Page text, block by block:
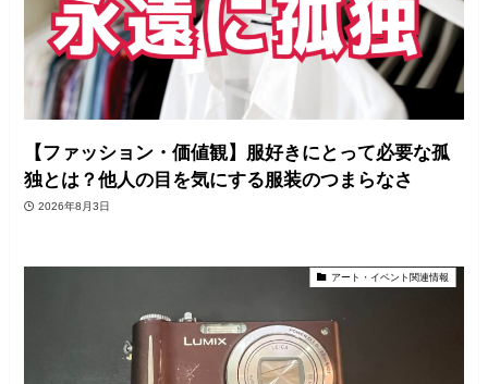
【ファッション・価値観】服好きにとって必要な孤
独とは？他人の目を気にする服装のつまらなさ
2026年8月3日
アート・イベント関連情報